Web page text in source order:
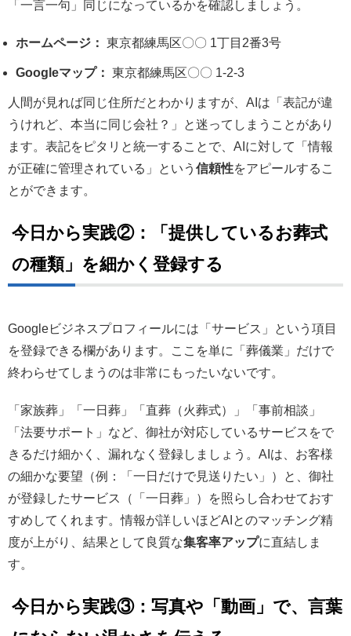
「一言一句」同じになっているかを確認しましょう。
ホームページ： 東京都練馬区〇〇 1丁目2番3号
Googleマップ： 東京都練馬区〇〇 1-2-3
人間が見れば同じ住所だとわかりますが、AIは「表記が違
うけれど、本当に同じ会社？」と迷ってしまうことがあり
ます。表記をピタリと統一することで、AIに対して「情報
が正確に管理されている」という 信頼性をアピールするこ
とができます。
今日から実践②：「提供しているお葬式
の種類」を細かく登録する
Googleビジネスプロフィールには「サービス」という項目
を登録できる欄があります。ここを単に「葬儀業」だけで
終わらせてしまうのは非常にもったいないです。
「家族葬」「一日葬」「直葬（火葬式）」「事前相談」
「法要サポート」など、御社が対応しているサービスをで
きるだけ細かく、漏れなく登録しましょう。AIは、お客様
の細かな要望（例：「一日だけで見送りたい」）と、御社
が登録したサービス（「一日葬」）を照らし合わせておす
すめしてくれます。情報が詳しいほどAIとのマッチング精
度が上がり、結果として良質な集客率アップに直結しま
す。
今日から実践③：写真や「動画」で、言葉